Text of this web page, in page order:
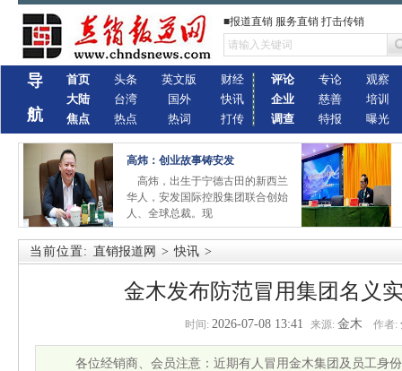
■报道直销 服务直销 打击传销
导
航
首页
大陆
焦点
头条
台湾
热点
英文版
国外
热词
财经
快讯
打传
评论
企业
调查
专论
慈善
特报
观察
培训
曝光
高炜：创业故事铸安发
高炜，出生于宁德古田的新西兰
华人，安发国际控股集团联合创始
人、全球总裁。现
当前位置: 直销报道网 > 快讯 >
金木发布防范冒用集团名义
时间: 2026-07-08 13:41 来源: 金木 作者:
各位经销商、会员注意：近期有人冒用金木集团及员工身